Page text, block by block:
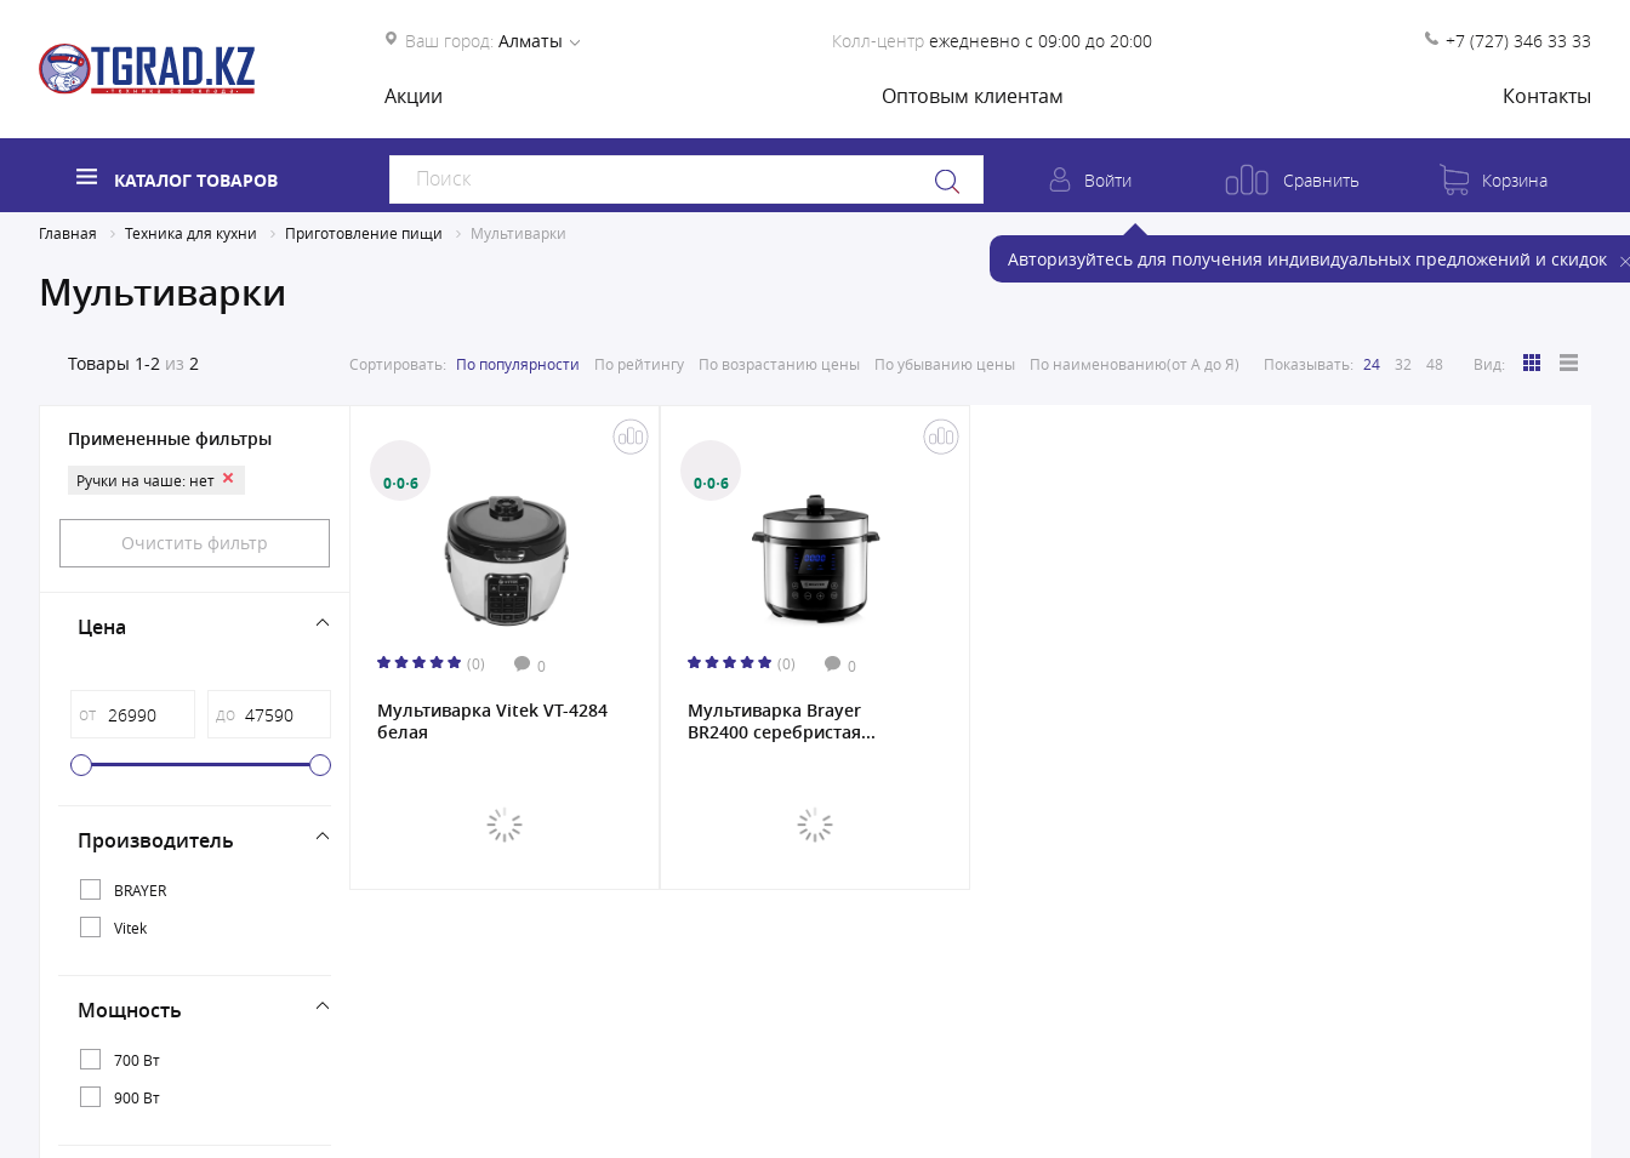
Ваш город: Алматы Колл-центр ежедневно с 09:00 до 20:00 +7 (727) 346 33 33
Акции Оптовым клиентам Контакты
КАТАЛОГ ТОВАРОВ Войти
Авторизуйтесь для получения индивидуальных предложений и скидок
Сравнить Корзина
Главная Техника для кухни Приготовление пищи Мультиварки
Мультиварки
Товары 1-2 из 2 Сортировать: По популярности По рейтингу По возрастанию цены По убыванию цены По наименованию(от А до Я) Показывать: 24 32 48 Вид:
Примененные фильтры
Ручки на чаше: нет
Очистить фильтр
Цена
от до
Производитель
BRAYER
Vitek
Мощность
700 Вт
900 Вт
0·0·6
(0) 0
Мультиварка Vitek VT-4284
белая
0·0·6
(0) 0
Мультиваркa Brayer
BR2400 серебристая...